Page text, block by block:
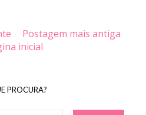
Postagem mais antiga
inicial
PROCURA?